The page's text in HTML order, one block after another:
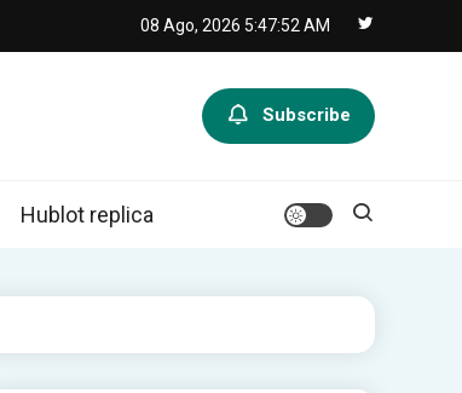
08 Ago, 2026 5:47:52 AM
Subscribe
Hublot replica